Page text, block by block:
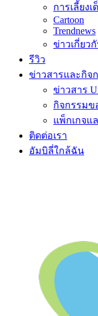
การเลี้ยง
Cartoon
Trendnews
ข่าวเกี่ยวกั
รีวิว
ข่าวสารและกิจ
ข่าวสาร
กิจกรรมข
แพ็กเกจแ
ติดต่อเรา
อัมบิลี่ใกล้ฉัน